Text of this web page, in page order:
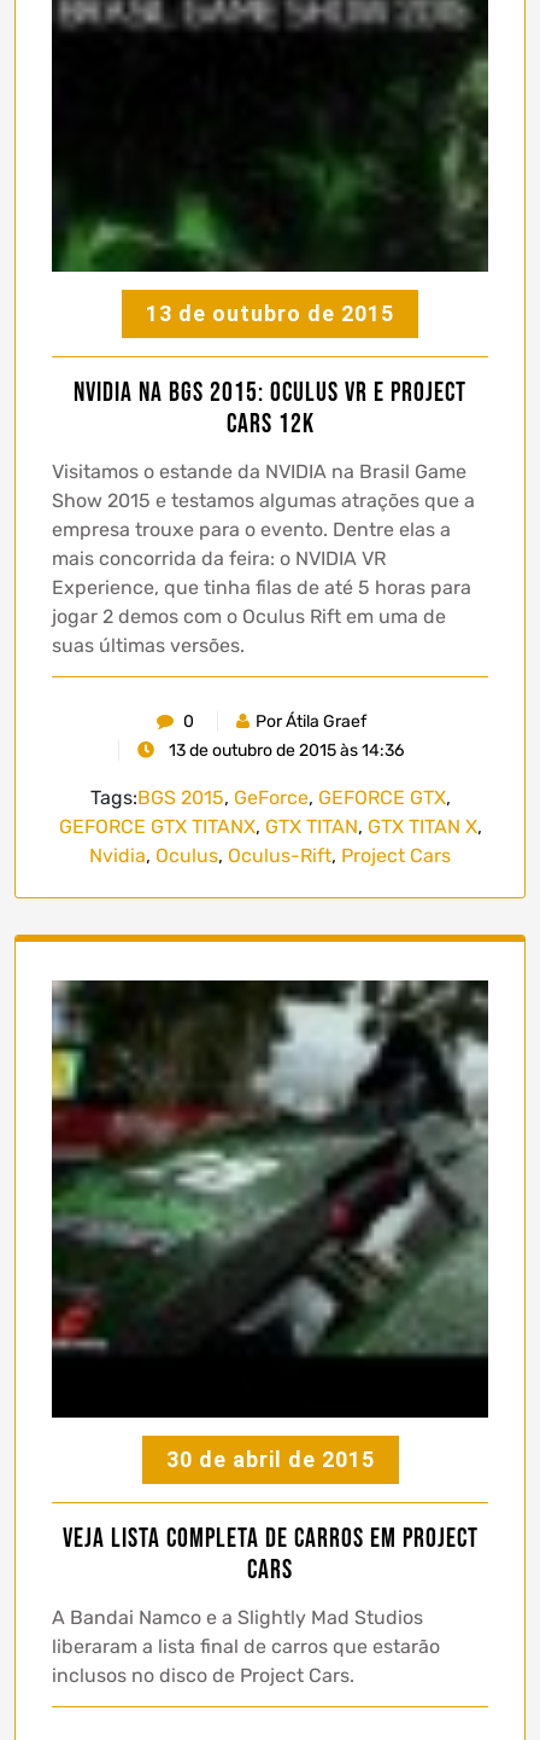
13 de outubro de 2015
NVIDIA na BGS 2015: Oculus VR e Project
Cars 12k
Visitamos o estande da NVIDIA na Brasil Game
Show 2015 e testamos algumas atrações que a
empresa trouxe para o evento. Dentre elas a
mais concorrida da feira: o NVIDIA VR
Experience, que tinha filas de até 5 horas para
jogar 2 demos com o Oculus Rift em uma de
suas últimas versões.
0
Por Átila Graef
13 de outubro de 2015 às 14:36
Tags:BGS 2015, GeForce, GEFORCE GTX,
GEFORCE GTX TITANX, GTX TITAN, GTX TITAN X,
Nvidia, Oculus, Oculus-Rift, Project Cars
30 de abril de 2015
Veja lista completa de carros em Project
Cars
A Bandai Namco e a Slightly Mad Studios
liberaram a lista final de carros que estarão
inclusos no disco de Project Cars.